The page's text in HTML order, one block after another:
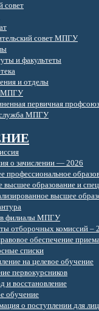
совет
совет МПГУ
и факультеты
и отделы
МПГУ
первичная
МПГУ
о зачислении — 2026
профессиональное
высшее образование и
высшее
филиалы МПГУ
отборочных комиссий –
обеспечение
списки
на целевое обучение
первокурсников
и восстановление
обучение
о поступлении для